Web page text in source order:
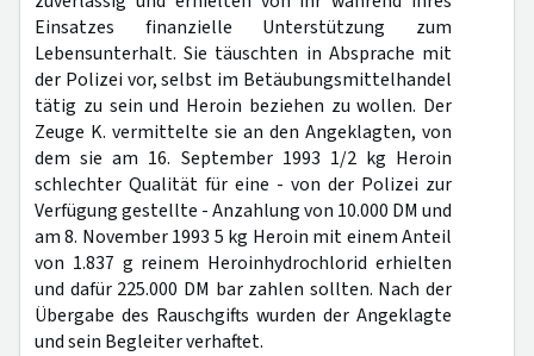
Einsatzes finanzielle Unterstützung zum
Lebensunterhalt. Sie täuschten in Absprache mit
der Polizei vor, selbst im Betäubungsmittelhandel
tätig zu sein und Heroin beziehen zu wollen. Der
Zeuge K. vermittelte sie an den Angeklagten, von
dem sie am 16. September 1993 1/2 kg Heroin
schlechter Qualität für eine - von der Polizei zur
Verfügung gestellte - Anzahlung von 10.000 DM und
am 8. November 1993 5 kg Heroin mit einem Anteil
von 1.837 g reinem Heroinhydrochlorid erhielten
und dafür 225.000 DM bar zahlen sollten. Nach der
Übergabe des Rauschgifts wurden der Angeklagte
und sein Begleiter verhaftet.